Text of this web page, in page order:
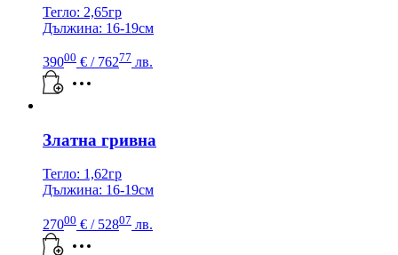
Тегло: 2,65гр
Дължина: 16-19см
39000 € / 76277 лв.
Златна гривна
Тегло: 1,62гр
Дължина: 16-19см
27000 € / 52807 лв.